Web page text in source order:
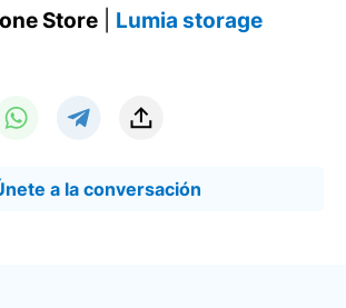
Store
Lumia storage
a la conversación